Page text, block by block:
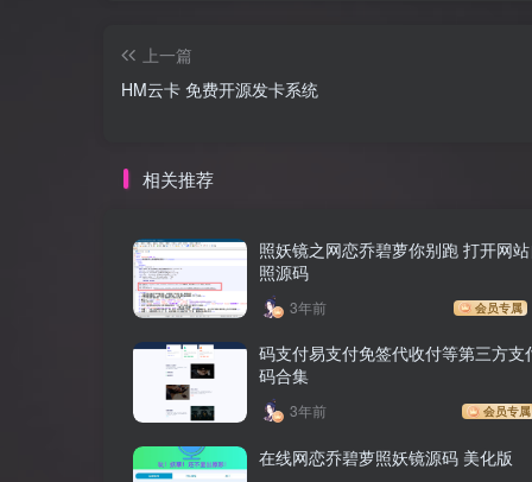
上一篇
HM云卡 免费开源发卡系统
相关推荐
照妖镜之网恋乔碧萝你别跑 打开网
照源码
3年前 会员专属
码支付易支付免签代收付等第三方支
码合集
3年前 会员专属
在线网恋乔碧萝照妖镜源码 美化版